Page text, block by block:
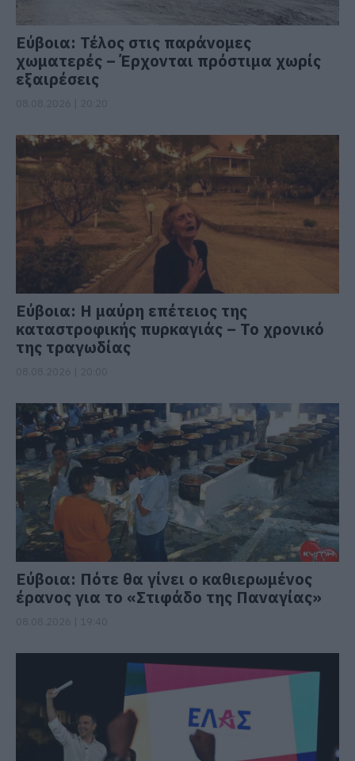
Εύβοια: Τέλος στις παράνομες
χωματερές – Έρχονται πρόστιμα χωρίς
εξαιρέσεις
Εύβοια: Η μαύρη επέτειος της
καταστροφικής πυρκαγιάς – Το χρονικό
της τραγωδίας
Εύβοια: Πότε θα γίνει ο καθιερωμένος
έρανος για το «Στιφάδο της Παναγίας»